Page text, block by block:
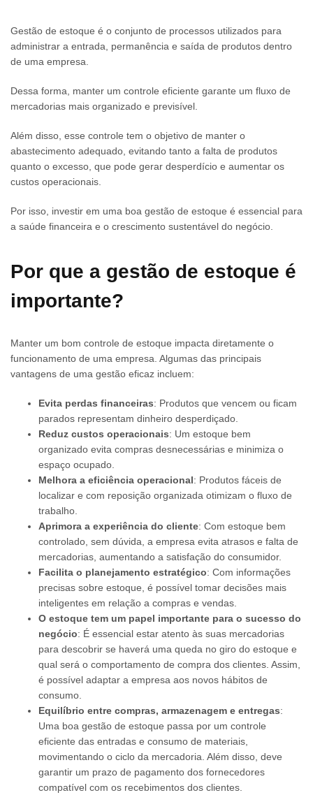
Gestão de estoque é o conjunto de processos utilizados para
administrar a entrada, permanência e saída de produtos dentro
de uma empresa.
Dessa forma, manter um controle eficiente garante um fluxo de
mercadorias mais organizado e previsível.
Além disso, esse controle tem o objetivo de manter o
abastecimento adequado, evitando tanto a falta de produtos
quanto o excesso, que pode gerar desperdício e aumentar os
custos operacionais.
Por isso, investir em uma boa gestão de estoque é essencial para
a saúde financeira e o crescimento sustentável do negócio.
Por que a gestão de estoque é
importante?
Manter um bom controle de estoque impacta diretamente o
funcionamento de uma empresa. Algumas das principais
vantagens de uma gestão eficaz incluem:
Evita perdas financeiras: Produtos que vencem ou ficam
parados representam dinheiro desperdiçado.
Reduz custos operacionais: Um estoque bem
organizado evita compras desnecessárias e minimiza o
espaço ocupado.
Melhora a eficiência operacional: Produtos fáceis de
localizar e com reposição organizada otimizam o fluxo de
trabalho.
Aprimora a experiência do cliente: Com estoque bem
controlado, sem dúvida, a empresa evita atrasos e falta de
mercadorias, aumentando a satisfação do consumidor.
Facilita o planejamento estratégico: Com informações
precisas sobre estoque, é possível tomar decisões mais
inteligentes em relação a compras e vendas.
O estoque tem um papel importante para o sucesso do
negócio: É essencial estar atento às suas mercadorias
para descobrir se haverá uma queda no giro do estoque e
qual será o comportamento de compra dos clientes. Assim,
é possível adaptar a empresa aos novos hábitos de
consumo.
Equilíbrio entre compras, armazenagem e entregas:
Uma boa gestão de estoque passa por um controle
eficiente das entradas e consumo de materiais,
movimentando o ciclo da mercadoria. Além disso, deve
garantir um prazo de pagamento dos fornecedores
compatível com os recebimentos dos clientes.